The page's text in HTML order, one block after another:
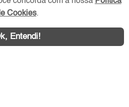
Cookies.
Entendi!